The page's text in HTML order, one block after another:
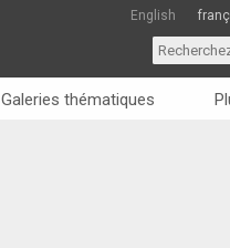
English
Galeries thématiques